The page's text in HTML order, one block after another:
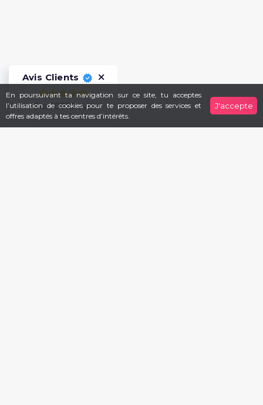
Avis Clients
Sur 10918 avis
En poursuivant ta navigation sur ce site, tu acceptes
l’utilisation de cookies pour te proposer des services et
offres adaptés à tes centres d’intérêts.
J'accepte